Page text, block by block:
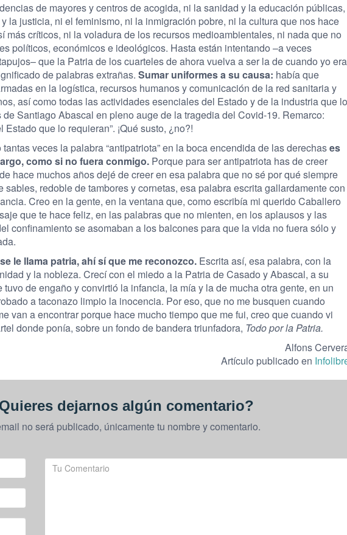
de mayores y centros de acogida, ni la sanidad y la educación públicas,
la justicia, ni el feminismo, ni la inmigración pobre, ni la cultura que nos hace
más críticos, ni la voladura de los recursos medioambientales, ni nada que no
políticos, económicos e ideológicos. Hasta están intentando –a veces
que la Patria de los cuarteles de ahora vuelva a ser la de cuando yo era
de palabras extrañas. Sumar uniformes a su causa: había que
en la logística, recursos humanos y comunicación de la red sanitaria y
así como todas las actividades esenciales del Estado y de la industria que lo
de Santiago Abascal en pleno auge de la tragedia del Covid-19. Remarco:
que lo requieran”. ¡Qué susto, ¿no?!
veces la palabra “antipatriota” en la boca encendida de las derechases
como si no fuera conmigo. Porque para ser antipatriota has de creer
hace muchos años dejé de creer en esa palabra que no sé por qué siempre
sables, redoble de tambores y cornetas, esa palabra escrita gallardamente con
Creo en la gente, en la ventana que, como escribía mi querido Caballero
que te hace feliz, en las palabras que no mienten, en los aplausos y las
confinamiento se asomaban a los balcones para que la vida no fuera sólo y
le llama patria, ahí sí que me reconozco. Escrita así, esa palabra, con la
y la nobleza. Crecí con el miedo a la Patria de Casado y Abascal, a su
de engaño y convirtió la infancia, la mía y la de mucha otra gente, en un
a taconazo limpio la inocencia. Por eso, que no me busquen cuando
van a encontrar porque hace mucho tiempo que me fui, creo que cuando vi
donde ponía, sobre un fondo de bandera triunfadora, Todo por la Patria.
Alfons
Artículo publicado en
dejarnos algún comentario?
no será publicado, únicamente tu nombre y comentario.